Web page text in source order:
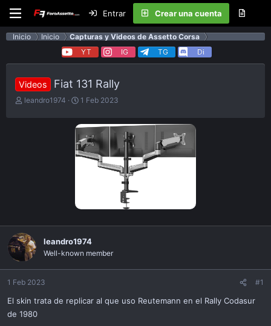
Entrar Crear una cuenta
Inicio Inicio
Capturas y Videos de Assetto Corsa
YT
IG TG Di
Videos Fiat 131 Rally
E
leandro1974
F
a
d
l
a
c
1 Feb 2023
leandro1974
Well-known member
1 Feb 2023 #1
El skin trata de replicar al que uso Reutemann en el Rally Codasur
de 1980